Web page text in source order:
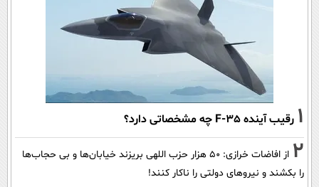
1 رقیب آینده F-35 چه مشخصاتی دارد؟
2
از افاضات خرازی: ۵۰ هزار حزب اللهی بریزند خیابان‌ها و بی حجاب‌ها
را بکشند و نیرو‌های دولتی را ناکار کنند!